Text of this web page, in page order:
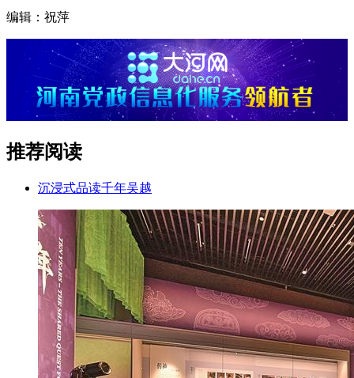
编辑：祝萍
推荐阅读
沉浸式品读千年吴越